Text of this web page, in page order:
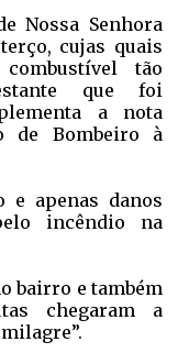
Nossa Senhora
cujas quais
tão
que foi
a nota
de Bombeiro à
e apenas danos
incêndio na
bairro e também
chegaram a